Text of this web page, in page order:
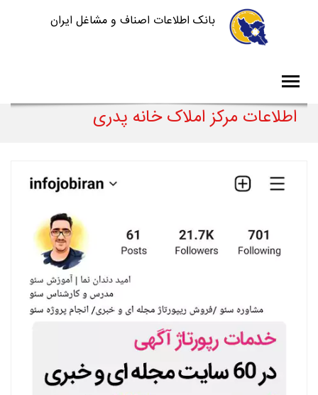
بانک اطلاعات اصناف و مشاغل ایران
اطلاعات مرکز املاک خانه پدری